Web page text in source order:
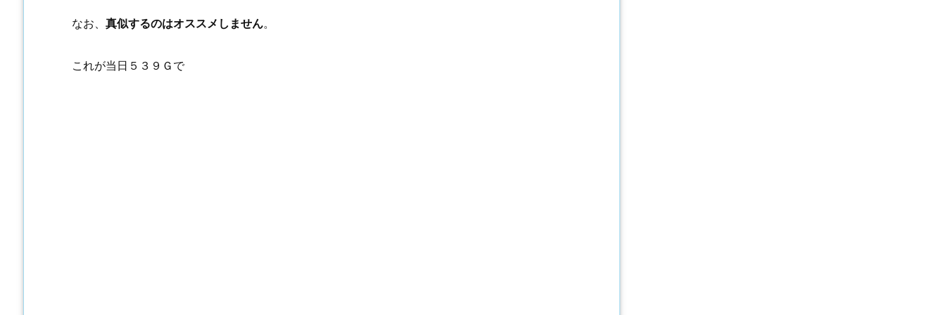
なお、 真似するのはオススメしません。
これが当日５３９Ｇで